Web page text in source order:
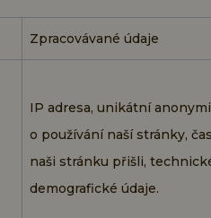
Zpracovávané údaje
IP adresa, unikátní
o používání naší stránky,
naši stránku přišli,
demografické údaje.